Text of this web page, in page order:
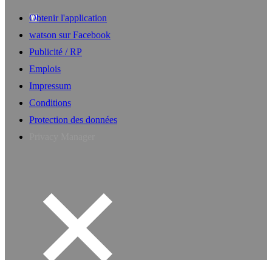
Obtenir l'application
watson sur Facebook
Publicité / RP
Emplois
Impressum
Conditions
Protection des données